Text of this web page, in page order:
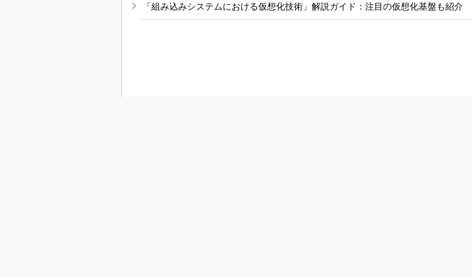
「組み込みシステムにおける仮想化技術」解説ガイド：注目の仮想化基盤も紹介